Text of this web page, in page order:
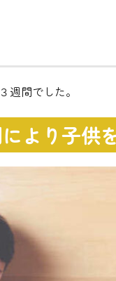
週間でした。
より子供